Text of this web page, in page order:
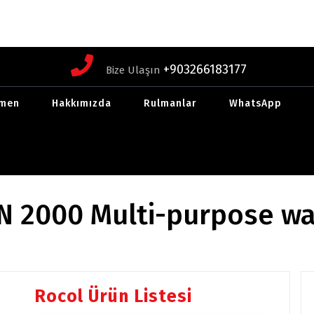
Bize Ulaşın +903266183177
Hakkımızda Rulmanlar WhatsApp
2000 Multi-purpose
Rocol Ürün Listesi